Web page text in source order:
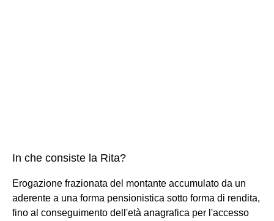
In che consiste la Rita?
Erogazione frazionata del montante accumulato da un
aderente a una forma pensionistica sotto forma di rendita,
fino al conseguimento dell'età anagrafica per l'accesso